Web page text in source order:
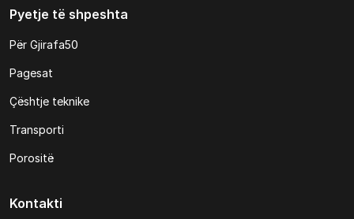
Pyetje të shpeshta
Për Gjirafa50
Pagesat
Çështje teknike
Transporti
Porositë
Kontakti